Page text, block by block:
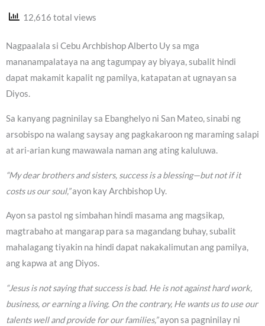
12,616 total views
Nagpaalala si Cebu Archbishop Alberto Uy sa mga
mananampalataya na ang tagumpay ay biyaya, subalit hindi
dapat makamit kapalit ng pamilya, katapatan at ugnayan sa
Diyos.
Sa kanyang pagninilay sa Ebanghelyo ni San Mateo, sinabi ng
arsobispo na walang saysay ang pagkakaroon ng maraming salapi
at ari-arian kung mawawala naman ang ating kaluluwa.
“My dear brothers and sisters, success is a blessing—but not if it
costs us our soul,”ayon kay Archbishop Uy.
Ayon sa pastol ng simbahan hindi masama ang magsikap,
magtrabaho at mangarap para sa magandang buhay, subalit
mahalagang tiyakin na hindi dapat nakakalimutan ang pamilya,
ang kapwa at ang Diyos.
“Jesus is not saying that success is bad. He is not against hard work,
business, or earning a living. On the contrary, He wants us to use our
talents well and provide for our families,”ayon sa pagninilay ni